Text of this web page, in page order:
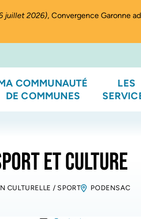
juillet 2026), Convergence Garonne
COMMUNAUTÉ
DE COMMUNES
LES
ET CULTURE
CULTURELLE / SPORT
PODENSAC